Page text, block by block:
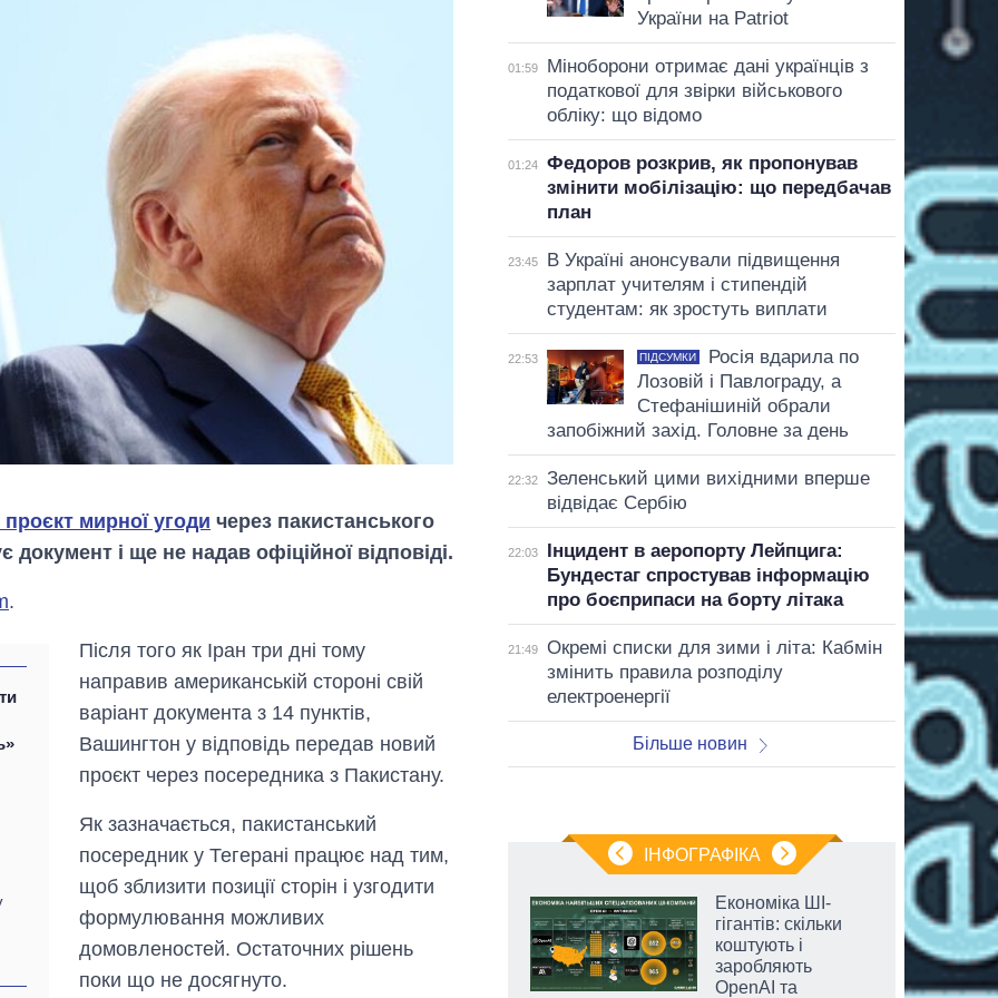
мирної угоди через пакистанського
і ще не надав офіційної відповіді.
.
Після того як Іран три дні тому
направив американській стороні свій
варіант документа з 14 пунктів,
Вашингтон у відповідь передав новий
проєкт через посередника з Пакистану.
Як зазначається, пакистанський
посередник у Тегерані працює над тим,
щоб зблизити позиції сторін і узгодити
формулювання можливих
домовленостей. Остаточних рішень
поки що не досягнуто.
України на Patriot
01:59
Міноборони отримає дані українців з
податкової для звірки військового
обліку: що відомо
01:24
Федоров розкрив, як пропонував
змінити мобілізацію: що передбачав
план
23:45
В Україні анонсували підвищення
зарплат учителям і стипендій
студентам: як зростуть виплати
22:53 ПІДСУМКИ
Росія вдарила по
Лозовій і Павлограду, а
Стефанішиній обрали
запобіжний захід. Головне за день
22:32
Зеленський цими вихідними вперше
відвідає Сербію
22:03
Інцидент в аеропорту Лейпцига:
Бундестаг спростував інформацію
про боєприпаси на борту літака
21:49
Окремі списки для зими і літа: Кабмін
змінить правила розподілу
електроенергії
Більше новин
ІНФОГРАФІКА
Як зросли тарифи
містах України на
початок серпня
Економіка ШІ-
гігантів: скільки
коштують і
заробляють
OpenAI та